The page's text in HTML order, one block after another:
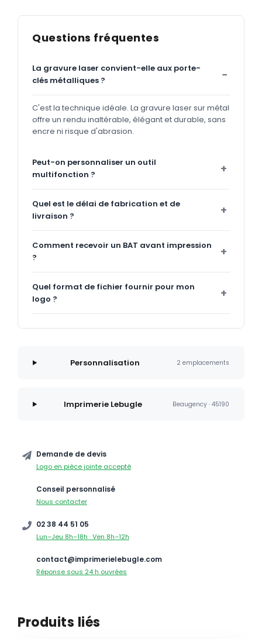
Questions fréquentes
La gravure laser convient-elle aux porte-
clés métalliques ?
C'est la technique idéale. La gravure laser sur métal
offre un rendu inaltérable, élégant et durable, sans
encre ni risque d'abrasion.
Peut-on personnaliser un outil
multifonction ?
Quel est le délai de fabrication et de
livraison ?
Comment recevoir un BAT avant impression
?
Quel format de fichier fournir pour mon
logo ?
Personnalisation 2 emplacements
Imprimerie Lebugle Beaugency · 45190
Demande de devis
Logo en pièce jointe accepté
Conseil personnalisé
Nous contacter
02 38 44 51 05
Lun–Jeu 8h–18h · Ven 8h–12h
contact@imprimerielebugle.com
Réponse sous 24 h ouvrées
Produits liés